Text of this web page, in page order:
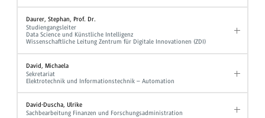
Daurer, Stephan, Prof. Dr.
Studiengangsleiter
Data Science und Künstliche Intelligenz
Wissenschaftliche Leitung Zentrum für Digitale Innovationen (ZDI)
David, Michaela
Sekretariat
Elektrotechnik und Informationstechnik – Automation
David-Duscha, Ulrike
Sachbearbeitung Finanzen und Forschungsadministration